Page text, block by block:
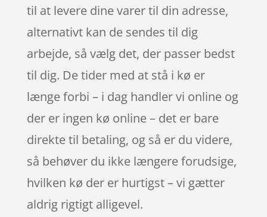
til at levere dine varer til din adresse,
alternativt kan de sendes til dig
arbejde, så vælg det, der passer bedst
til dig. De tider med at stå i kø er
længe forbi – i dag handler vi online og
der er ingen kø online – det er bare
direkte til betaling, og så er du videre,
så behøver du ikke længere forudsige,
hvilken kø der er hurtigst – vi gætter
aldrig rigtigt alligevel.